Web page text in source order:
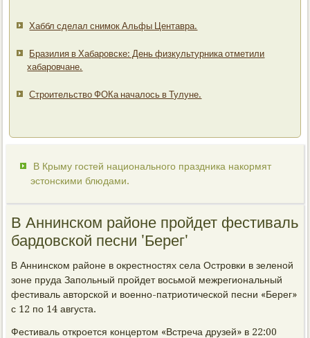
Хаббл сделал снимок Альфы Центавра.
Бразилия в Хабаровске: День физкультурника отметили
хабаровчане.
Строительство ФОКа началось в Тулуне.
В Крыму гостей национального праздника накормят
эстонскими блюдами.
В Аннинском районе пройдет фестиваль
бардовской песни 'Берег'
В Аннинском районе в окрестностях села Островки в зеленой
зоне пруда Запольный пройдет восьмой межрегиональный
фестиваль авторской и военно-патриотической песни «Берег»
с 12 по 14 августа.
Фестиваль откроется концертом «Встреча друзей» в 22:00